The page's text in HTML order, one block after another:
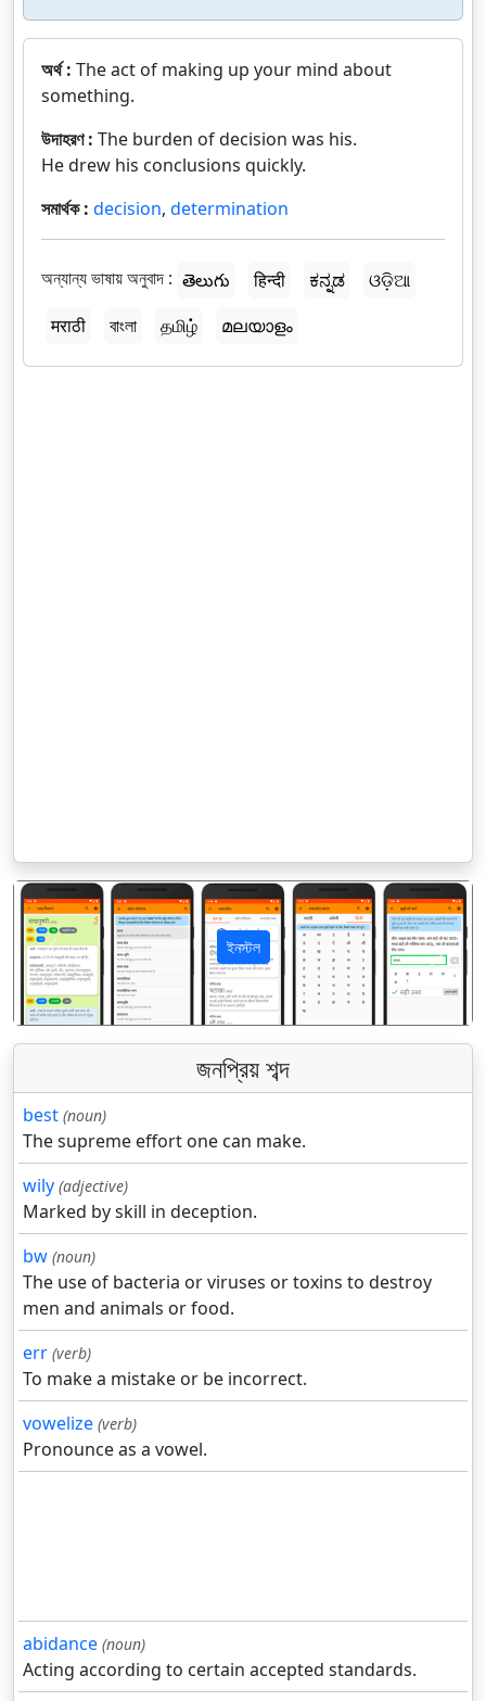
অর্থ : The act of making up your mind about
something.
উদাহরণ : The burden of decision was his.
He drew his conclusions quickly.
সমার্থক : decision, determination
অন্যান্য ভাষায় অনুবাদ : తెలుగు हिन्दी ಕನ್ನಡ
ଓଡ଼ିଆ
मराठी
বাংলা தமிழ் മലയാളം
ইনস্টল
पिछला अगला
জনপ্রিয় শব্দ
best (noun)
The supreme effort one can make.
wily (adjective)
Marked by skill in deception.
bw (noun)
The use of bacteria or viruses or toxins to destroy
men and animals or food.
err (verb)
To make a mistake or be incorrect.
vowelize (verb)
Pronounce as a vowel.
abidance (noun)
Acting according to certain accepted standards.